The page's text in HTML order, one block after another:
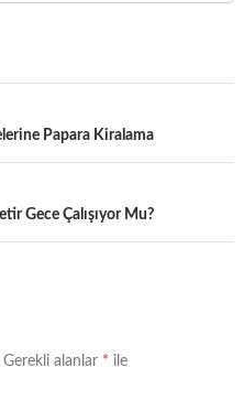
Papara Kiralama
Gece Çalışıyor Mu?
Gerekli alanlar * ile